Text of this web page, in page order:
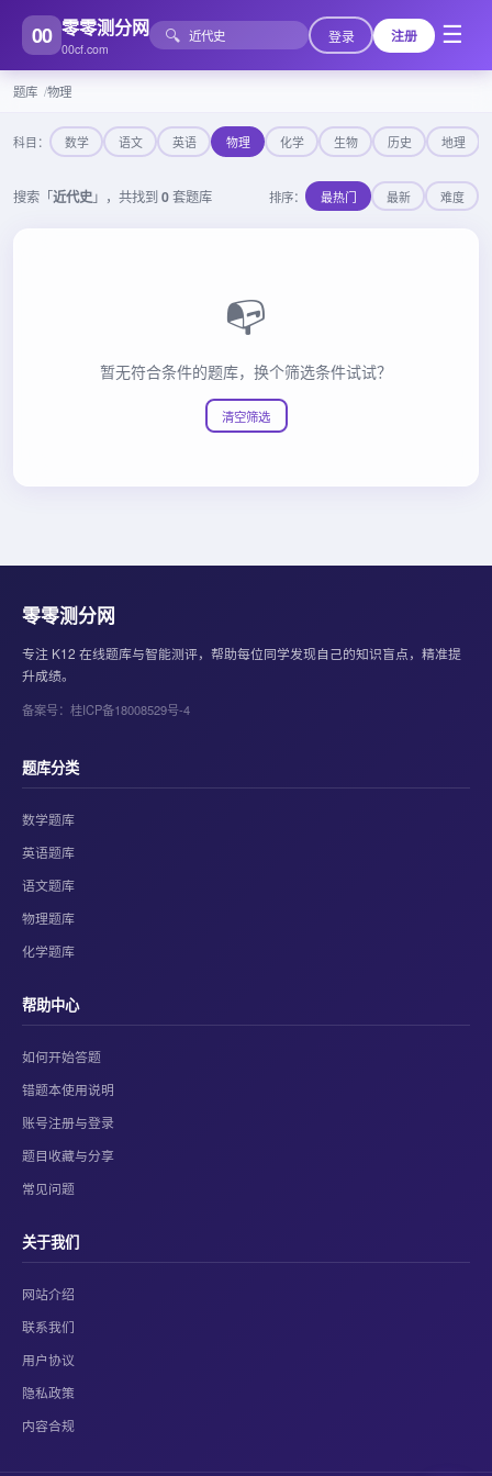
00 零零测分网
00cf.com
🔍 登录 注册 ☰
题库 物理
科目： 数学 语文 英语 物理 化学 生物 历史 地理
搜索「近代史」，共找到0套题库 排序： 最热门 最新 难度
📭
暂无符合条件的题库，换个筛选条件试试？
清空筛选
零零测分网
专注 K12 在线题库与智能测评，帮助每位同学发现自己的知识盲点，精准提
升成绩。
备案号：桂ICP备18008529号-4
题库分类
数学题库
英语题库
语文题库
物理题库
化学题库
帮助中心
如何开始答题
错题本使用说明
账号注册与登录
题目收藏与分享
常见问题
关于我们
网站介绍
联系我们
用户协议
隐私政策
内容合规